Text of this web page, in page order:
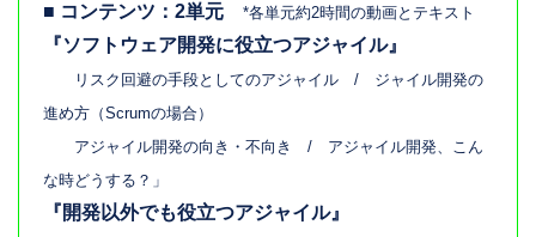
■ コンテンツ：2単元 *各単元約2時間の動画とテキスト
『ソフトウェア開発に役立つアジャイル』
リスク回避の手段としてのアジャイル / ジャイル開発の
進め方（Scrumの場合）
アジャイル開発の向き・不向き / アジャイル開発、こん
な時どうする？」
『開発以外でも役立つアジャイル』